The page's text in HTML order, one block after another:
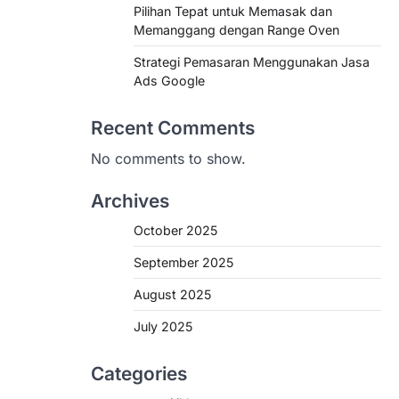
Pilihan Tepat untuk Memasak dan
Memanggang dengan Range Oven
Strategi Pemasaran Menggunakan Jasa
Ads Google
Recent Comments
No comments to show.
Archives
October 2025
September 2025
August 2025
July 2025
Categories